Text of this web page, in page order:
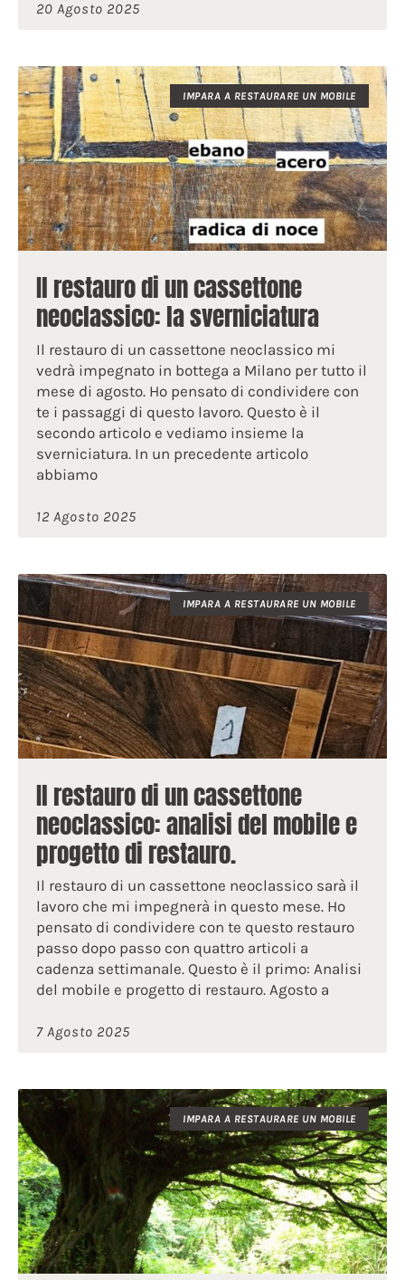
20 Agosto 2025
IMPARA A RESTAURARE UN MOBILE
Il restauro di un cassettone
neoclassico: la sverniciatura
Il restauro di un cassettone neoclassico mi
vedrà impegnato in bottega a Milano per tutto il
mese di agosto. Ho pensato di condividere con
te i passaggi di questo lavoro. Questo è il
secondo articolo e vediamo insieme la
sverniciatura. In un precedente articolo
abbiamo
12 Agosto 2025
IMPARA A RESTAURARE UN MOBILE
Il restauro di un cassettone
neoclassico: analisi del mobile e
progetto di restauro.
Il restauro di un cassettone neoclassico sarà il
lavoro che mi impegnerà in questo mese. Ho
pensato di condividere con te questo restauro
passo dopo passo con quattro articoli a
cadenza settimanale. Questo è il primo: Analisi
del mobile e progetto di restauro. Agosto a
7 Agosto 2025
IMPARA A RESTAURARE UN MOBILE